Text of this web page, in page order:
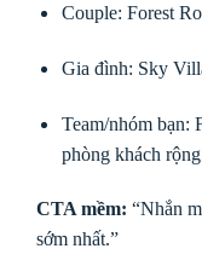
Couple: Forest
Gia đình: Sky
Team/nhóm bạn:
phòng khách
CTA mềm: “Nhắn
sớm nhất.”